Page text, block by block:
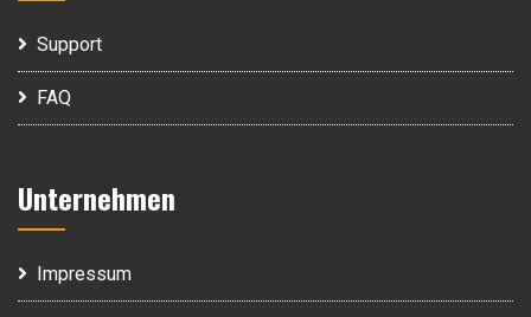
Support
FAQ
Unternehmen
Impressum